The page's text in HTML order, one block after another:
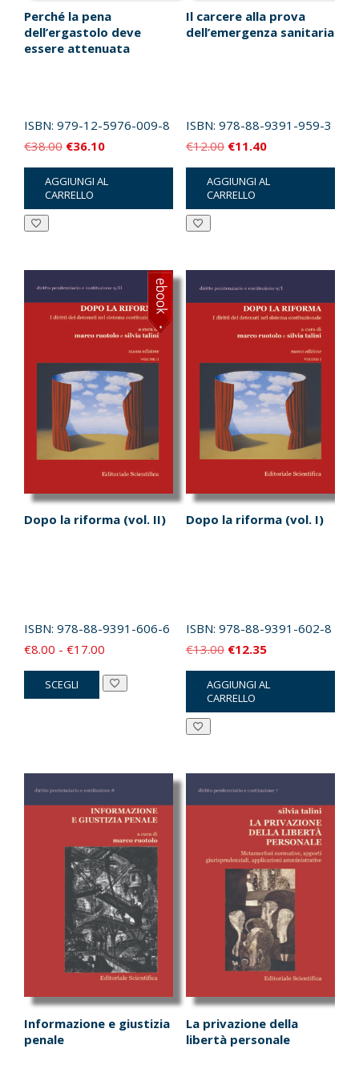
Perché la pena
dell’ergastolo deve
essere attenuata
ISBN: 979-12-5976-009-8
€38.00 Il
prezzo
originale
era:
€36.10Il
prezzo
attuale
è:
AGGIUNGI AL
CARRELLO
Il carcere alla prova
dell’emergenza sanitaria
ISBN: 978-88-9391-959-3
€12.00 Il
prezzo
originale
era:
€11.40Il
prezzo
attuale
è:
AGGIUNGI AL
CARRELLO
Dopo la riforma (vol. II)
ISBN: 978-88-9391-606-6
€8.00 - €17.00
prezzo:
€17.00
SCEGLI
Questo
prodotto
possono
essere
scelte
nella
pagina
del
prodotto
Dopo la riforma (vol. I)
ISBN: 978-88-9391-602-8
€13.00 Il
prezzo
originale
era:
€12.35Il
prezzo
attuale
è:
AGGIUNGI AL
CARRELLO
Informazione e giustizia
penale
La privazione della
libertà personale